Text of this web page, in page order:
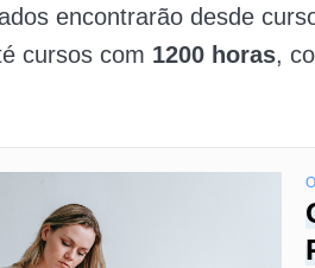
encontrarão desde
cursos com 1200 horas,